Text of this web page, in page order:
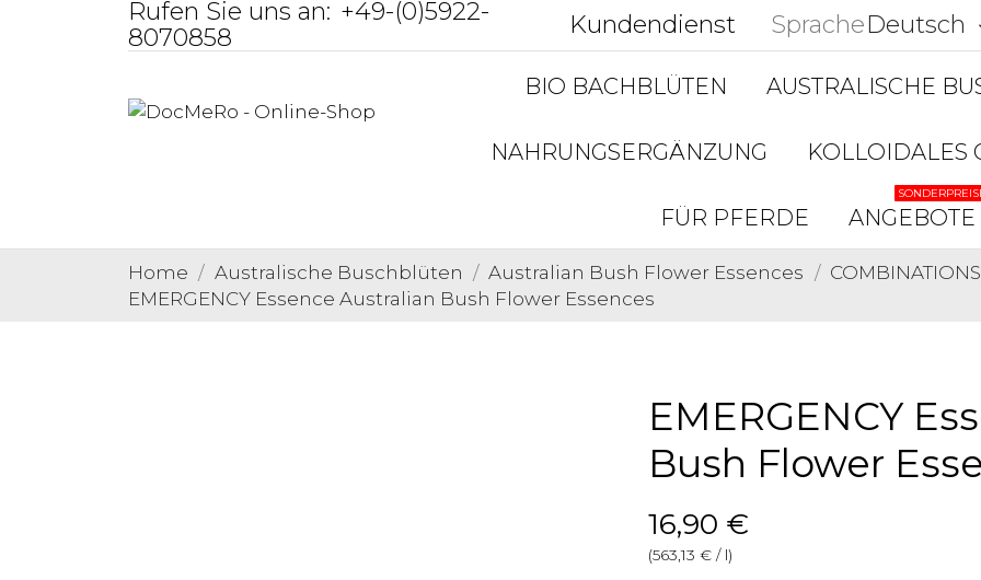
Rufen Sie uns an: +49-(0)5922-
8070858
Kundendienst SpracheDeutsch
BIO BACHBLÜTEN AUSTRALISCHE
NAHRUNGSERGÄNZUNG KOLLOIDALES
FÜR PFERDE ANGEBOTE
Home Australische Buschblüten Australian Bush Flower Essences
EMERGENCY Essence Australian Bush Flower Essences
EMERGENCY
Bush Flower
16,90 €
(563,13 € / l)